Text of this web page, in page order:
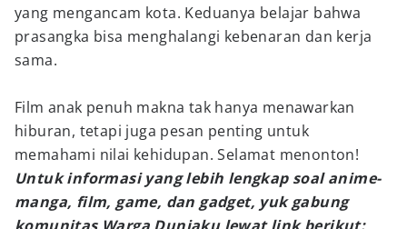
yang mengancam kota. Keduanya belajar bahwa
prasangka bisa menghalangi kebenaran dan kerja
sama.
Film anak penuh makna tak hanya menawarkan
hiburan, tetapi juga pesan penting untuk
memahami nilai kehidupan. Selamat menonton!
Untuk informasi yang lebih lengkap soal anime-
manga, film, game, dan gadget, yuk gabung